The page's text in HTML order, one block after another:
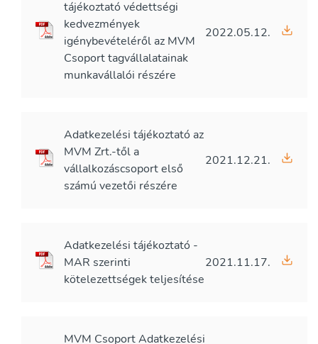
tájékoztató védettségi
kedvezmények
igénybevételéről az MVM
Csoport tagvállalatainak
munkavállalói részére
2022.05.12.
Adatkezelési tájékoztató az
MVM Zrt.-től a
vállalkozáscsoport első
számú vezetői részére
2021.12.21.
Adatkezelési tájékoztató -
MAR szerinti
kötelezettségek teljesítése
2021.11.17.
MVM Csoport Adatkezelési